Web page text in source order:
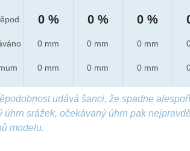
0 %
0 mm
0 mm
0 %
0 mm
0 mm
0 %
0 mm
0 mm
udává šanci, že spadne
úhrn srážek, očekávaný úhrn pak
modelu.